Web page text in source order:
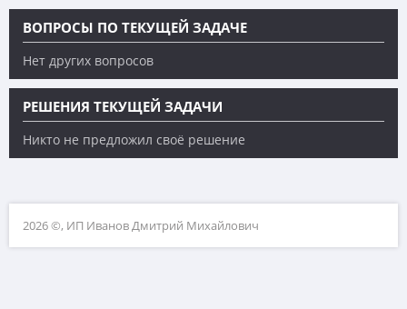
ВОПРОСЫ ПО ТЕКУЩЕЙ ЗАДАЧЕ
Нет других вопросов
РЕШЕНИЯ ТЕКУЩЕЙ ЗАДАЧИ
Никто не предложил своё решение
2026 ©, ИП Иванов Дмитрий Михайлович